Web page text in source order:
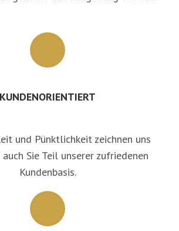
KUNDENORIENTIERT
und Pünktlichkeit zeichnen uns
auch Sie Teil unserer zufriedenen
Kundenbasis.